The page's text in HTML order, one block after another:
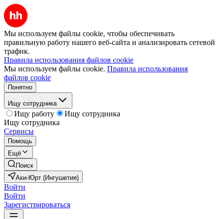
Мы используем файлы cookie, чтобы обеспечивать
правильную работу нашего веб-сайта и анализировать сетевой
трафик.
Правила использования файлов cookie
Мы используем файлы cookie. Правила использования
файлов cookie
Понятно
Ищу сотрудника
Ищу работу
Ищу сотрудника
Ищу сотрудника
Сервисы
Помощь
Ещё
Поиск
Аки-Юрт (Ингушетия)
Войти
Войти
Зарегистрироваться